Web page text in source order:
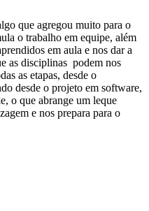
que agregou muito para o
o trabalho em equipe, além
em aula e nos dar a
as disciplinas podem nos
as etapas, desde o
desde o projeto em software,
o que abrange um leque
e nos prepara para o